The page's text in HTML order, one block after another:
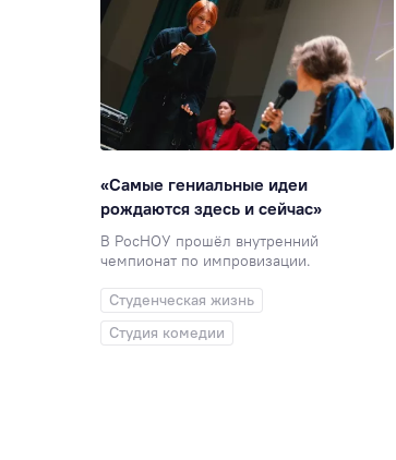
«Самые гениальные идеи
рождаются здесь и сейчас»
В РосНОУ прошёл внутренний
чемпионат по импровизации.
Студенческая жизнь
Студия комедии